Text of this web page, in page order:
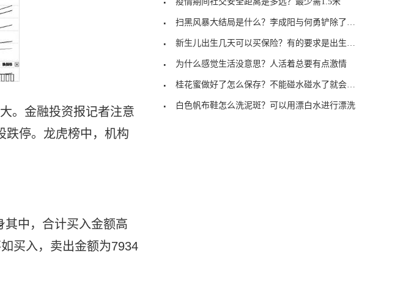
。金融投资报记者注意
跌停。龙虎榜中，机构
其中，合计买入金额高
买入，卖出金额为7934
扫黑风暴大结局是什么？李成阳与何勇铲除了内鬼
新生儿出生几天可以买保险？有的要求是出生28天
为什么感觉生活没意思？人活着总要有点激情
桂花蜜做好了怎么保存？不能碰水碰水了就会坏了
白色帆布鞋怎么洗泥斑？可以用漂白水进行漂洗